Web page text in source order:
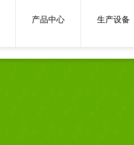
产品中心 生产设备